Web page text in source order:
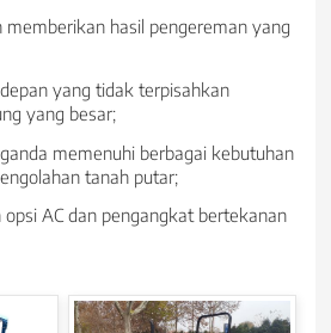
memberikan hasil pengereman yang
yang tidak terpisahkan
yang besar;
memenuhi berbagai kebutuhan
tanah putar;
AC dan pengangkat bertekanan